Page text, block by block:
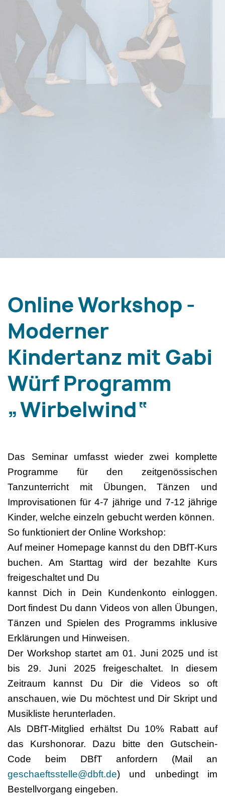
Online Workshop -
Moderner
Kindertanz mit Gabi
Würf Programm
„Wirbelwind“
Das Seminar umfasst wieder zwei komplette
Programme für den zeitgenössischen
Tanzunterricht mit Übungen, Tänzen und
Improvisationen für 4-7 jährige und 7-12 jährige
Kinder, welche einzeln gebucht werden können.
So funktioniert der Online Workshop:
Auf meiner Homepage kannst du den DBfT-Kurs
buchen. Am Starttag wird der bezahlte Kurs
freigeschaltet und Du
kannst Dich in Dein Kundenkonto einloggen.
Dort findest Du dann Videos von allen Übungen,
Tänzen und Spielen des Programms inklusive
Erklärungen und Hinweisen.
Der Workshop startet am 01. Juni 2025 und ist
bis 29. Juni 2025 freigeschaltet. In diesem
Zeitraum kannst Du Dir die Videos so oft
anschauen, wie Du möchtest und Dir Skript und
Musikliste herunterladen.
Als DBfT-Mitglied erhältst Du 10% Rabatt auf
das Kurshonorar. Dazu bitte den Gutschein-
Code beim DBfT anfordern (Mail an
geschaeftsstelle@dbft.de) und unbedingt im
Bestellvorgang eingeben.